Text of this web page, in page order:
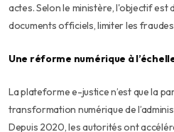
actes. Selon le ministère, l'objectif est
documents officiels, limiter les
Une réforme numérique à
La plateforme e-justice n’est que la
transformation numérique de
Depuis 2020, les autorités ont